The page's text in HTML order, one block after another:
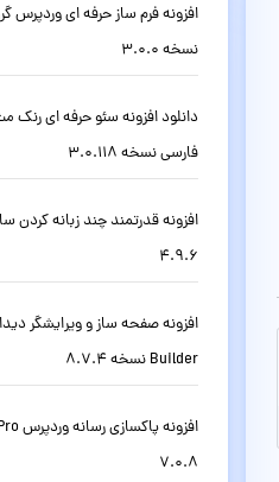
نسخه 3.0.0
فارسی نسخه 3.0.118
4.9.6
Builder نسخه 8.7.4
7.0.8